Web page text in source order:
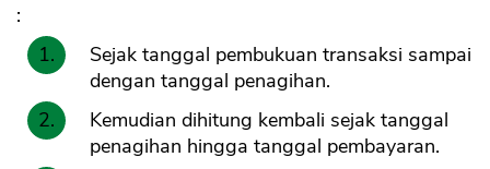
:
Sejak tanggal pembukuan transaksi sampai
dengan tanggal penagihan.
Kemudian dihitung kembali sejak tanggal
penagihan hingga tanggal pembayaran.